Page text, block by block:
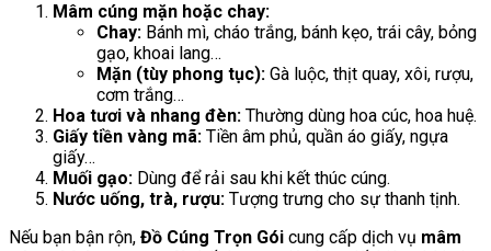
Mâm cúng mặn hoặc chay:
Chay: Bánh mì, cháo trắng, bánh kẹo, trái cây, bỏng
gạo, khoai lang…
Mặn (tùy phong tục): Gà luộc, thịt quay, xôi, rượu,
cơm trắng…
Hoa tươi và nhang đèn: Thường dùng hoa cúc, hoa huệ.
Giấy tiền vàng mã: Tiền âm phủ, quần áo giấy, ngựa
giấy…
Muối gạo: Dùng để rải sau khi kết thúc cúng.
Nước uống, trà, rượu: Tượng trưng cho sự thanh tịnh.
Nếu bạn bận rộn, Đồ Cúng Trọn Gói cung cấp dịch vụ mâm